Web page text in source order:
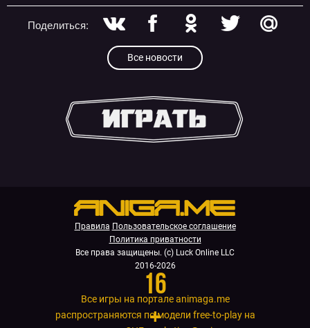
Поделиться:
Все новости
Правила Пользовательское соглашение
Политика приватности
Все права защищены. (с) Luck Online LLC
2016-2026
16
+
Все игры на портале animaga.me
распространяются по модели free-to-play на